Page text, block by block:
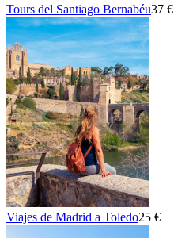
Tours del Santiago Bernabéu37 €
Viajes de Madrid a Toledo25 €